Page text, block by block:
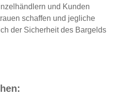
und Kunden
schaffen und jegliche
der Sicherheit des Bargelds